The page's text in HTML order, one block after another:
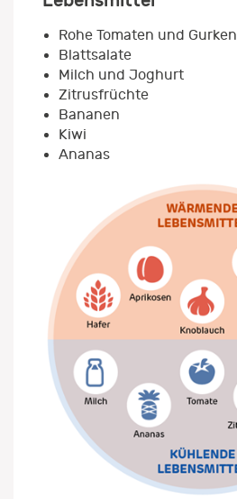
Rohe Tomaten und Gurken
Blattsalate
Milch und Joghurt
Zitrusfrüchte
Bananen
Kiwi
Ananas